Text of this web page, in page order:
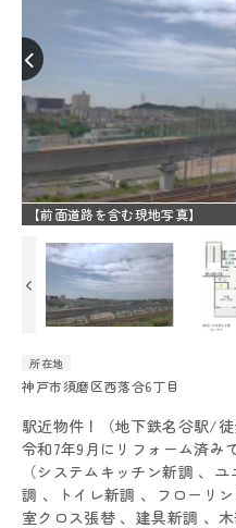
【前面道路を含む現地写真】
所在地
神戸市須磨区西落合6丁目
駅近物件！（地下鉄名谷駅/徒
令和7年9月にリフォーム済み
（システムキッチン新調 、
調 、トイレ新調 、フローリ
室クロス張替 、建具新調 、